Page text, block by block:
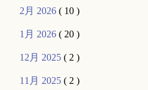
2月 2026( 10 )
1月 2026( 20 )
12月 2025( 2 )
11月 2025( 2 )